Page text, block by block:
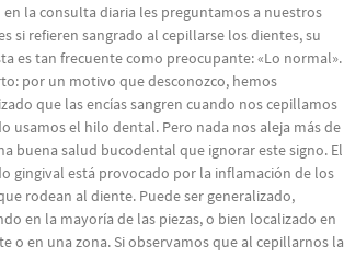
en la consulta diaria les preguntamos a nuestros
si refieren sangrado al cepillarse los dientes, su
es tan frecuente como preocupante: «Lo normal».
por un motivo que desconozco, hemos
que las encías sangren cuando nos cepillamos
usamos el hilo dental. Pero nada nos aleja más de
buena salud bucodental que ignorar este signo. El
gingival está provocado por la inflamación de los
rodean al diente. Puede ser generalizado,
en la mayoría de las piezas, o bien localizado en
o en una zona. Si observamos que al cepillarnos la